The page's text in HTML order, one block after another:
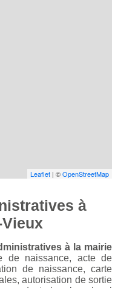
Leaflet | ©OpenStreetMap
à
à la mairie
de naissance, acte de
de naissance, carte
autorisation de sortie